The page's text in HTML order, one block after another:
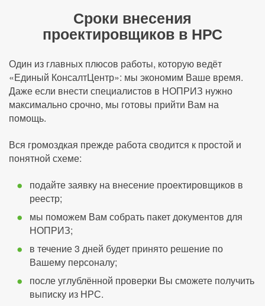
Сроки внесения
проектировщиков в НРС
Один из главных плюсов работы, которую ведёт
«Единый КонсалтЦентр»: мы экономим Ваше время.
Даже если внести специалистов в НОПРИЗ нужно
максимально срочно, мы готовы прийти Вам на
помощь.
Вся громоздкая прежде работа сводится к простой и
понятной схеме:
подайте заявку на внесение проектировщиков в
реестр;
мы поможем Вам собрать пакет документов для
НОПРИЗ;
в течение 3 дней будет принято решение по
Вашему персоналу;
после углублённой проверки Вы сможете получить
выписку из НРС.